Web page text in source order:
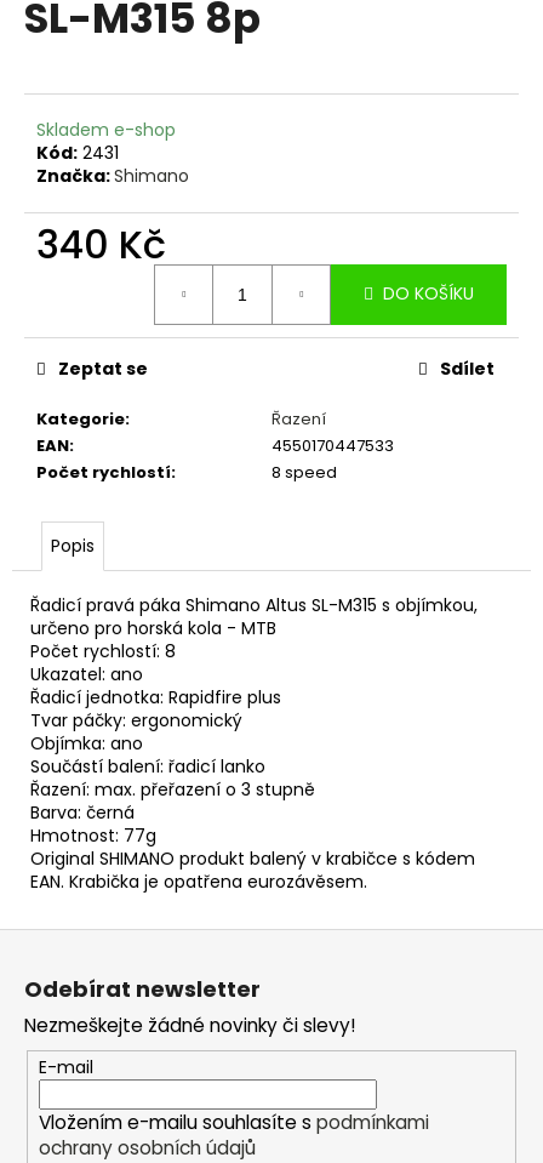
SL-M315 8p
Skladem e-shop
Kód: 2431
Značka:Shimano
340 Kč
DO KOŠÍKU
Kategorie:
Řazení
EAN:
4550170447533
Počet rychlostí: 8 speed
Zeptat se Sdílet
Popis
Řadicí pravá páka Shimano Altus SL-M315 s objímkou,
určeno pro horská kola - MTB
Počet rychlostí: 8
Ukazatel: ano
Řadicí jednotka: Rapidfire plus
Tvar páčky: ergonomický
Objímka: ano
Součástí balení: řadicí lanko
Řazení: max. přeřazení o 3 stupně
Barva: černá
Hmotnost: 77g
Original SHIMANO produkt balený v krabičce s kódem
EAN. Krabička je opatřena eurozávěsem.
a
í
?
o
p
o
u
j
e
m
e
KONCOVKA
LANKA
4
Kč
Z
Odebírat newsletter
Nezmeškejte žádné novinky či slevy!
E-mail
Vložením e-mailu souhlasíte s podmínkami
ochrany osobních údajů